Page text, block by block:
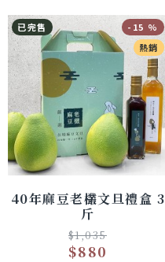
熱銷
-15 %
已完售
40年麻豆老欉文旦禮盒 3
斤
$880
$1,035